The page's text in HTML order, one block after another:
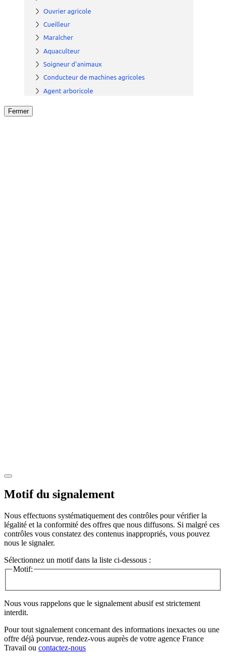
Fermer
Motif du signalement
Nous effectuons systématiquement des contrôles pour vérifier la
légalité et la conformité des offres que nous diffusons. Si malgré ces
contrôles vous constatez des contenus inappropriés, vous pouvez
nous le signaler.
Sélectionnez un motif dans la liste ci-dessous :
Motif:
Nous vous rappelons que le signalement abusif est strictement
interdit.
Pour tout signalement concernant des informations inexactes ou une
offre déjà pourvue, rendez-vous auprès de votre agence France
Travail ou contactez-nous